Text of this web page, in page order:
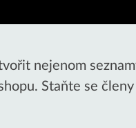
nejenom
Staňte se